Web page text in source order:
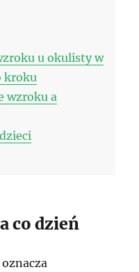
u okulisty w
kroku
wzroku a
co dzień